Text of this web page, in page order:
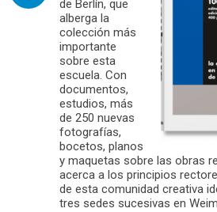
de Berlín, que
alberga la
colección más
importante
sobre esta
escuela. Con
documentos,
estudios, más
de 250 nuevas
fotografías,
bocetos, planos
y maquetas sobre las obras
acerca a los principios
de esta comunidad creativa
tres sedes sucesivas en